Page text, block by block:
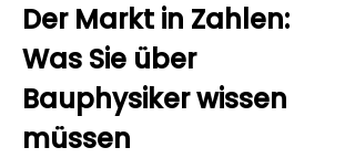
Der Markt in Zahlen:
Was Sie über
Bauphysiker wissen
müssen